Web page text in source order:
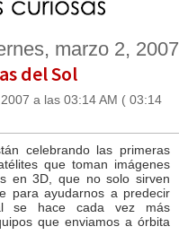
marzo 2, 2007
del Sol
a las 03:14 AM ( 03:14
celebrando las primeras
que toman imágenes
en 3D, que no solo sirven
para ayudarnos a predecir
se hace cada vez más
que enviamos a órbita